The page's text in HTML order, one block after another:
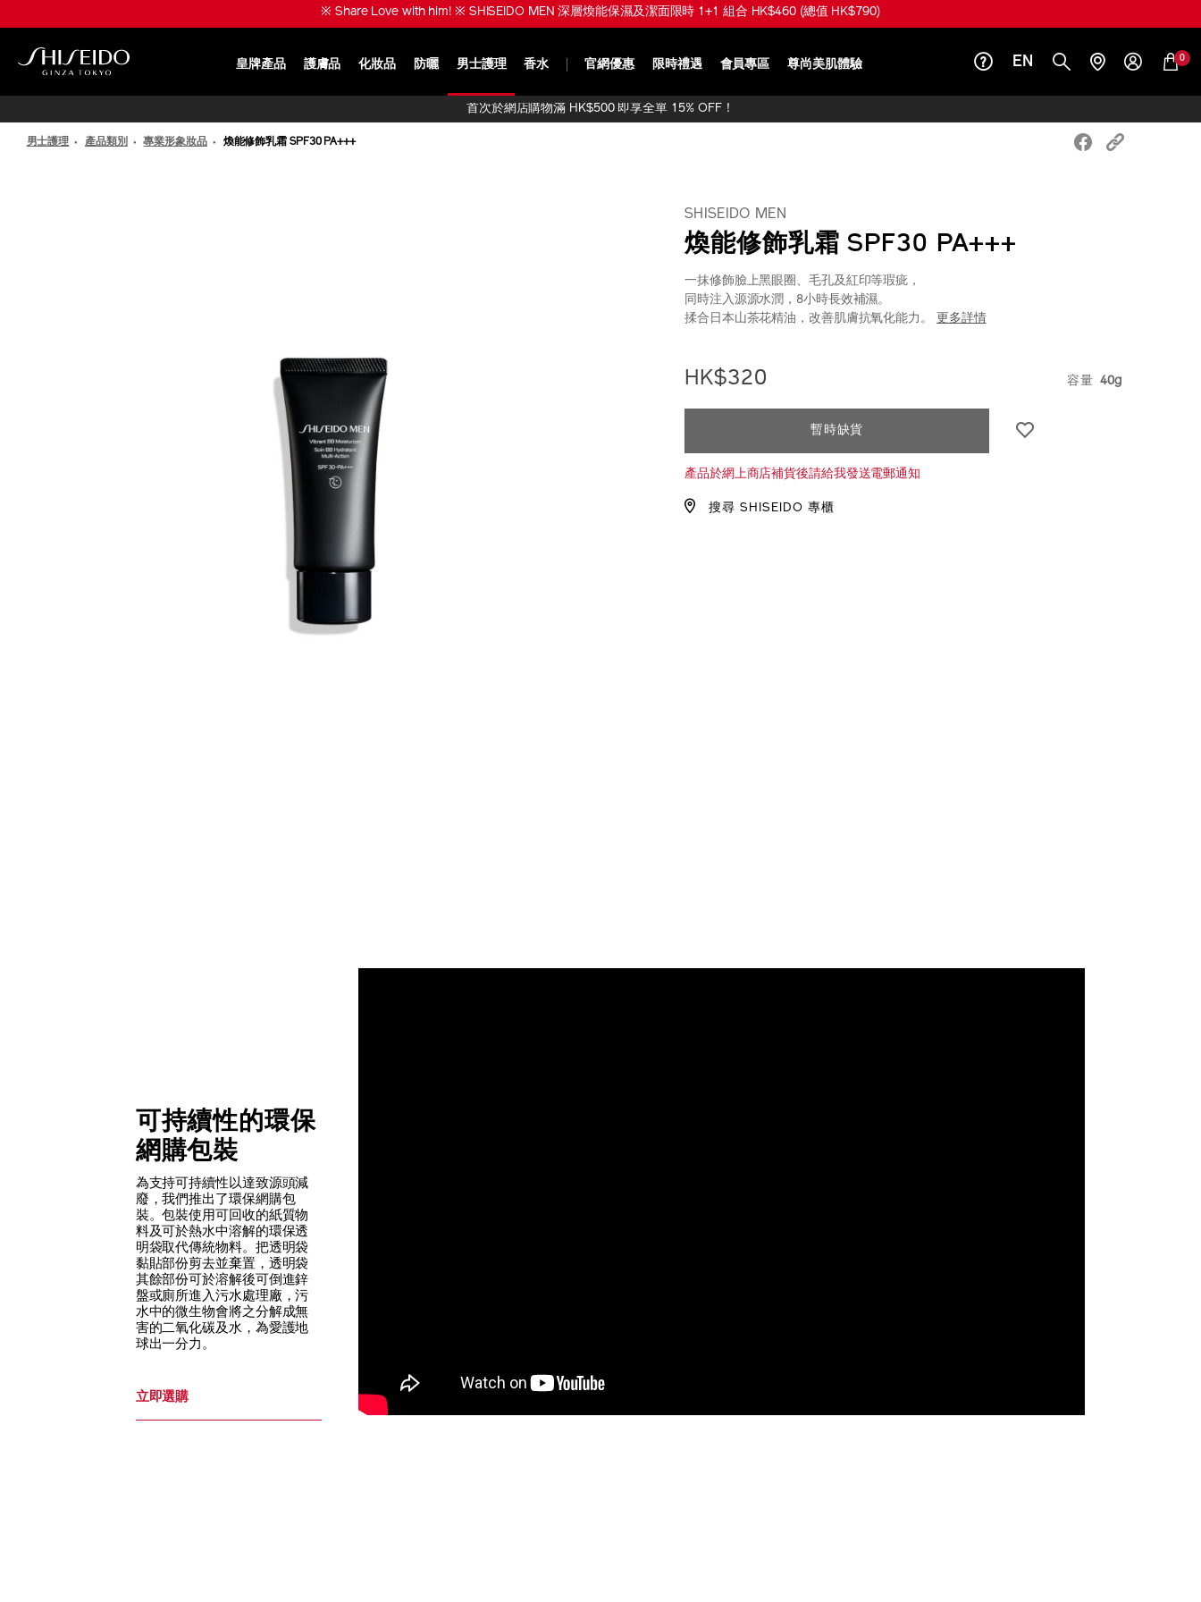
至
※ Share Love with him! ※ SHISEIDO MEN 深層煥能保濕及潔面限時 1+1 組合 HK$460 (總值 HK$790)
皇牌產品 護膚品 化妝品 防曬 男士護理 香水 官網優惠 限時禮遇 會員專區 尊尚美肌體驗 EN 0
首次於網店購物滿 HK$500 即享全單 15% OFF！
男士護理 產品類別 專業形象妝品 煥能修飾乳霜 SPF30 PA+++
SHISEIDO MEN
煥能修飾乳霜 SPF30 PA+++
一抹修飾臉上黑眼圈、毛孔及紅印等瑕疵，
同時注入源源水潤，8小時長效補濕。
揉合日本山茶花精油，改善肌膚抗氧化能力。 更多詳情
1011719230_hk.html
編
HK$320 容量 40g
TO
CART
PRODUCT
ACTIONS
暫時缺貨
產品於網上商店補貨後請給我發送電郵通知
搜尋 SHISEIDO 專櫃
可持續性的環保
網購包裝
為支持可持續性以達致源頭減
廢，我們推出了環保網購包
裝。包裝使用可回收的紙質物
料及可於熱水中溶解的環保透
明袋取代傳統物料。把透明袋
黏貼部份剪去並棄置，透明袋
其餘部份可於溶解後可倒進鋅
盤或廁所進入污水處理廠，污
水中的微生物會將之分解成無
害的二氧化碳及水，為愛護地
球出一分力。
立即選購